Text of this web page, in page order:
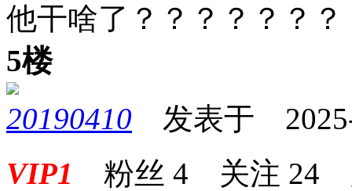
他干啥了？？？？？？？
5楼
20190410 发表于 2025-
VIP1 粉丝 4 关注 24